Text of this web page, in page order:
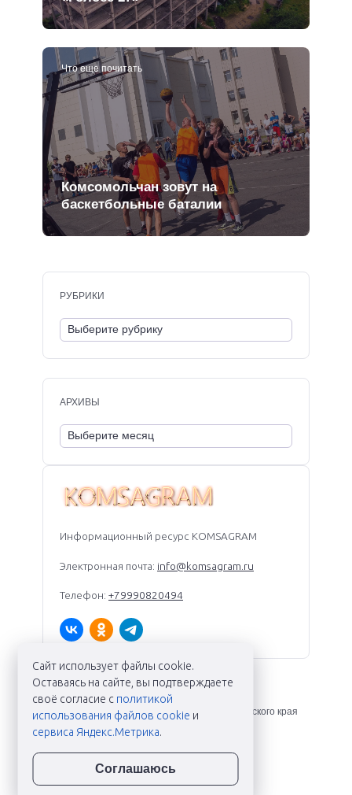
Что еще почитать
Комсомольчан зовут на
баскетбольные баталии
Информационный ресурс KOMSAGRAM
Электронная почта: info@komsagram.ru
Телефон: +79990820494
РУБРИКИ
АРХИВЫ
KOMSAGRAM ©
Новости Комсомольска-на-Амуре и Хабаровского края
Сайт использует файлы cookie.
Оставаясь на сайте, вы подтверждаете
своё согласие с политикой
использования файлов cookie и
сервиса Яндекс.Метрика.
Соглашаюсь